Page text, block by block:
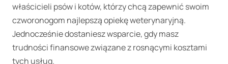
właścicieli psów i kotów, którzy chcą zapewnić swoim
czworonogom najlepszą opiekę weterynaryjną.
Jednocześnie dostaniesz wsparcie, gdy masz
trudności finansowe związane z rosnącymi kosztami
tych usług.